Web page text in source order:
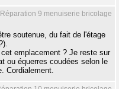
Réparation 9 menuiserie bricolage
soutenue, du fait de l'étage
emplacement ? Je reste sur
ou équerres coudées selon le
Cordialement.